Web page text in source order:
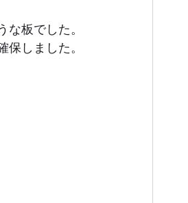
板でした。
しました。